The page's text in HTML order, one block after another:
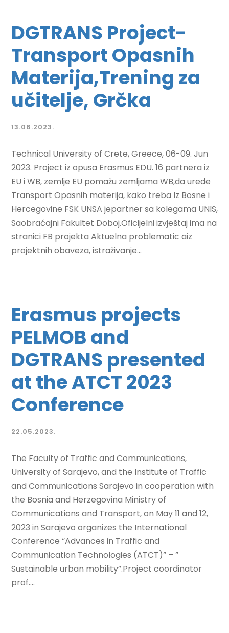
DGTRANS Project-
Transport Opasnih
Materija,Trening za
učitelje, Grčka
13.06.2023.
Technical University of Crete, Greece, 06-09. Jun
2023. Project iz opusa Erasmus EDU. 16 partnera iz
EU i WB, zemlje EU pomažu zemljama WB,da urede
Transport Opasnih materija, kako treba Iz Bosne i
Hercegovine FSK UNSA jepartner sa kolegama UNIS,
Saobraćajni Fakultet Doboj.Oficijelni izvještaj ima na
stranici FB projekta Aktuelna problematic aiz
projektnih obaveza, istraživanje...
Erasmus projects
PELMOB and
DGTRANS presented
at the ATCT 2023
Conference
22.05.2023.
The Faculty of Traffic and Communications,
University of Sarajevo, and the Institute of Traffic
and Communications Sarajevo in cooperation with
the Bosnia and Herzegovina Ministry of
Communications and Transport, on May 11 and 12,
2023 in Sarajevo organizes the International
Conference “Advances in Traffic and
Communication Technologies (ATCT)” – ”
Sustainable urban mobility”.Project coordinator
prof....